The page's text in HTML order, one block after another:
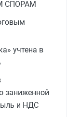
СПОРАМ
учтена в
заниженной
и НДС